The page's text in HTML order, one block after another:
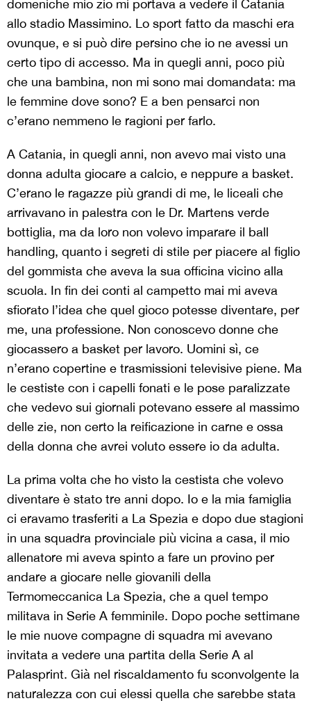
domeniche mio zio mi portava a vedere il Catania
allo stadio Massimino. Lo sport fatto da maschi era
ovunque, e si può dire persino che io ne avessi un
certo tipo di accesso. Ma in quegli anni, poco più
che una bambina, non mi sono mai domandata: ma
le femmine dove sono? E a ben pensarci non
c’erano nemmeno le ragioni per farlo.
A Catania, in quegli anni, non avevo mai visto una
donna adulta giocare a calcio, e neppure a basket.
C’erano le ragazze più grandi di me, le liceali che
arrivavano in palestra con le Dr. Martens verde
bottiglia, ma da loro non volevo imparare il ball
handling, quanto i segreti di stile per piacere al figlio
del gommista che aveva la sua officina vicino alla
scuola. In fin dei conti al campetto mai mi aveva
sfiorato l’idea che quel gioco potesse diventare, per
me, una professione. Non conoscevo donne che
giocassero a basket per lavoro. Uomini sì, ce
n’erano copertine e trasmissioni televisive piene. Ma
le cestiste con i capelli fonati e le pose paralizzate
che vedevo sui giornali potevano essere al massimo
delle zie, non certo la reificazione in carne e ossa
della donna che avrei voluto essere io da adulta.
La prima volta che ho visto la cestista che volevo
diventare è stato tre anni dopo. Io e la mia famiglia
ci eravamo trasferiti a La Spezia e dopo due stagioni
in una squadra provinciale più vicina a casa, il mio
allenatore mi aveva spinto a fare un provino per
andare a giocare nelle giovanili della
Termomeccanica La Spezia, che a quel tempo
militava in Serie A femminile. Dopo poche settimane
le mie nuove compagne di squadra mi avevano
invitata a vedere una partita della Serie A al
Palasprint. Già nel riscaldamento fu sconvolgente la
naturalezza con cui elessi quella che sarebbe stata